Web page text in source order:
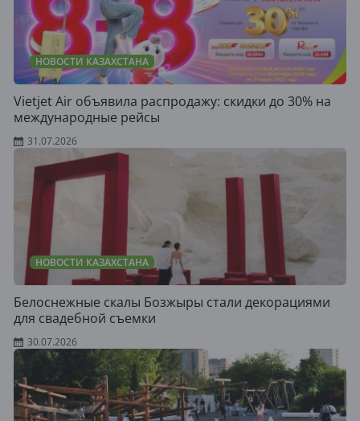
НОВОСТИ КАЗАХСТАНА
Vietjet Air объявила распродажу: скидки до 30% на
международные рейсы
31.07.2026
НОВОСТИ КАЗАХСТАНА
Белоснежные скалы Бозжыры стали декорациями
для свадебной съемки
30.07.2026